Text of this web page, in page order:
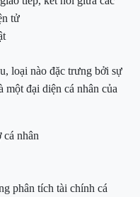
tử
loại nào đặc trưng bởi sự
một đại diện cá nhân của
cá nhân
phân tích tài chính cá